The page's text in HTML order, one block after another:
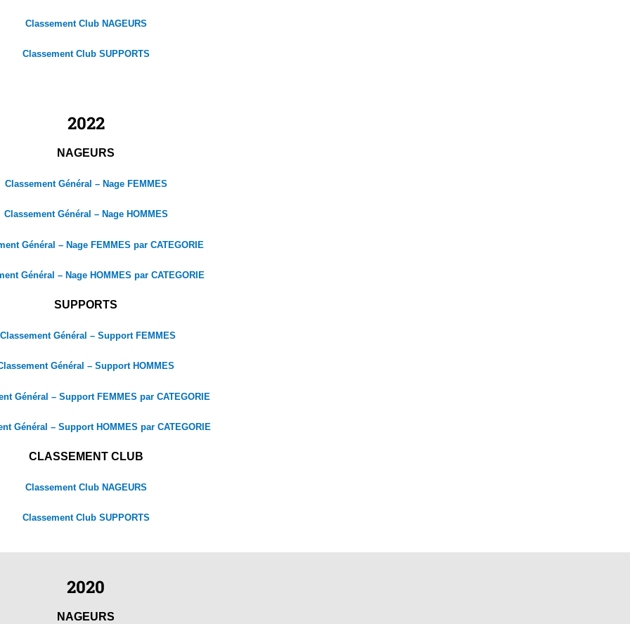
Classement Club NAGEURS
Classement Club SUPPORTS
2022
NAGEURS
Classement Général – Nage FEMMES
Classement Général – Nage HOMMES
Général – Nage FEMMES par CATEGORIE
Général – Nage HOMMES par CATEGORIE
SUPPORTS
Classement Général – Support FEMMES
Général – Support HOMMES
Général – Support FEMMES par CATEGORIE
Général – Support HOMMES par CATEGORIE
CLASSEMENT CLUB
Classement Club NAGEURS
Classement Club SUPPORTS
2020
NAGEURS